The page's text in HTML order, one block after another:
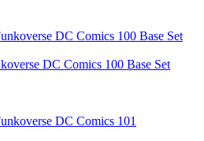
DC Comics 100 Base Set